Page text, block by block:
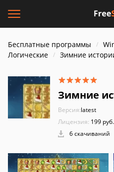
Бесплатные программы
Логические
Зимние
Зимние
Версия:latest
Лицензия: 199 руб.
6 скачиваний